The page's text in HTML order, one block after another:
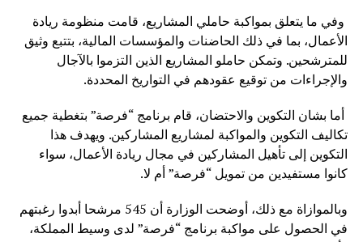
وفي ما يتعلق بمواكبة حاملي المشاريع، قامت منظومة ريادة
الأعمال، بما في ذلك الحاضنات والمؤسسات المالية، بتتبع وثيق
للمترشحين. وتمكن حاملو المشاريع الذين التزموا بالآجال
والإجراءات من توقيع عقودهم في التواريخ المحددة.
أما بشان التكوين والاحتضان، قام برنامج “فرصة” بتغطية جميع
تكاليف التكوين والمواكبة لمشاريع المشاركين. ويهدف هذا
التكوين إلى تأهيل المشاركين في مجال ريادة الأعمال، سواء
كانوا مستفيدين من تمويل “فرصة” أم لا.
وبالموازاة مع ذلك، أوضحت الوزارة أن 545 مرشحا أبدوا رغبتهم
في الحصول على مواكبة برنامج “فرصة” لدى وسيط المملكة،